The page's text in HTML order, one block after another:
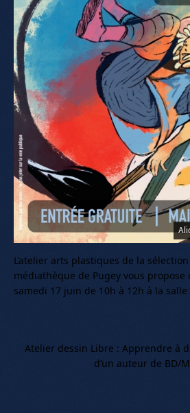
L’atelier arts plastiques de la
médiathèque de Pugey vous propose
samedi 17 juin de 10h à 12h à la
Atelier dessin Libre : Apprendre à
d’un auteur de BD/